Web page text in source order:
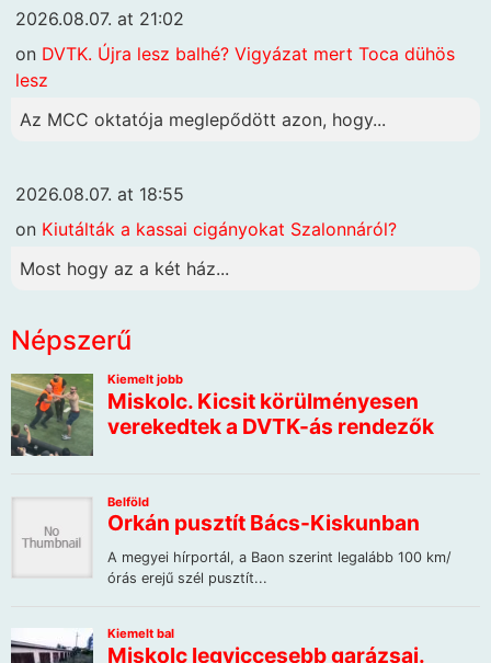
2026.08.07. at 21:02
on DVTK. Újra lesz balhé? Vigyázat mert Toca dühös
lesz
Az MCC oktatója meglepődött azon, hogy...
2026.08.07. at 18:55
on Kiutálták a kassai cigányokat Szalonnáról?
Most hogy az a két ház...
Népszerű